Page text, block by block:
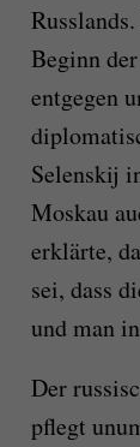
Beginn
entgegen
Selenskij
Moskau
erklärte,
sei, dass
und man
Der
pflegt